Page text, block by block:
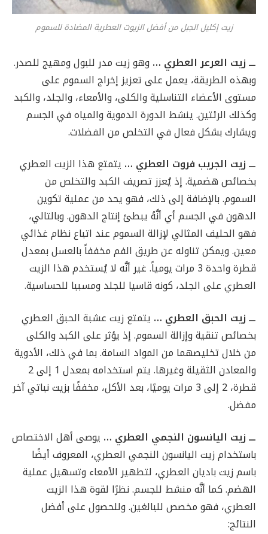
زيت إكليل الجبل من أفضل الزيوت العطرية المضادة للسموم
ـــ زيت العرعر العطري … وهو زيت مدر للبول ومهيج للصدر.
وبهذه الطريقة، يعمل على تعزيز إخراج السموم على
مستوى الأعضاء التناسلية والكلى، والأمعاء، والجلد، والكبد
وكذلك الرئتين. ينشط الدورة الدموية والمياه في الجسم
ويشارك بشكل فعال في التخلص من الفضلات.
ـــ زيت الجريب فروت العطري … يتمتع هذا الزيت العطري
بخصائص هضمية. إذ يُعزز تصريف الكبد والتخلص من
السموم. بالإضافة إلى ذلك، فهو يحد من عملية تكوين
الدهون في الجسم أي أنَّهُ يبطئ إنتاج الدهون. وبالتالي،
فهو الحليف المثالي لإزالة السموم عند اتباع نظام غذائي
معين. ويمكن تناوله عن طريق الفم مخففاً بالعسل بمعدل
قطرة واحدة 3 مرات يومياً. غير أنَّه لا يُستخدم هذا الزيت
العطري على الجلد، كونه قاسيا للجلد ومسببا للحساسية.
ـــ زيت الحبق العطري … يتمتع زيت عشبة الحبق العطري
بخصائص تنقية وإزالة السموم. إذ يؤثر على الكبد والكلى
من خلال تخليصهما من المواد السامة. بما في ذلك، الأدوية
والمعادن الثقيلة وغيرها. يتم استخدامه بمعدل 1 إلى 2
قطرة، 2 إلى 3 مرات يوميًا، بعد الأكل، مخففًا بزيت نباتي آخر
مفضل.
ـــ زيت اليانسون النجمي العطري … يوصى أهل الاختصاص
باستخدام زيت اليانسون النجمي العطري، المعروف أيضًا
باسم زيت باديان العطري، لتطهير الأمعاء وتسهيل عملية
الهضم. كما أنَّه منشط للجسم. نظرًا لقوة هذا الزيت
العطري، فهو مخصص للبالغين. وللحصول على أفضل
النتائج: